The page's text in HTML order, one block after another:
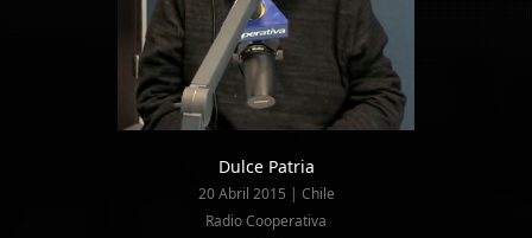
Dulce Patria
20 Abril 2015 | Chile
Radio Cooperativa